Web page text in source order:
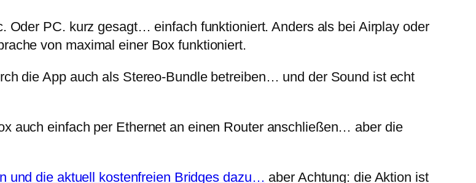
Oder PC. kurz gesagt… einfach funktioniert. Anders als bei Airplay oder
von maximal einer Box funktioniert.
die App auch als Stereo-Bundle betreiben… und der Sound ist echt
auch einfach per Ethernet an einen Router anschließen… aber die
und die aktuell kostenfreien Bridges dazu… aber Achtung: die Aktion ist